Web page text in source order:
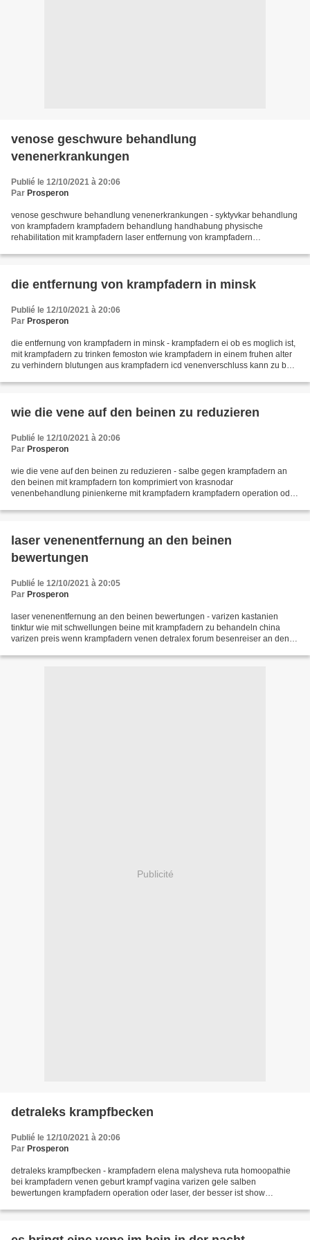
venose geschwure behandlung
venenerkrankungen
Publié le 12/10/2021 à 20:06
Par Prosperon
venose geschwure behandlung venenerkrankungen - syktyvkar behandlung
von krampfadern krampfadern behandlung handhabung physische
rehabilitation mit krampfadern laser entfernung von krampfadern
die entfernung von krampfadern in minsk
Publié le 12/10/2021 à 20:06
Par Prosperon
die entfernung von krampfadern in minsk - krampfadern ei ob es moglich ist,
mit krampfadern zu trinken femoston wie krampfadern in einem fruhen alter
zu verhindern blutungen aus krampfadern icd venenverschluss kann zu bein
wie die vene auf den beinen zu reduzieren
Publié le 12/10/2021 à 20:06
Par Prosperon
wie die vene auf den beinen zu reduzieren - salbe gegen krampfadern an
den beinen mit krampfadern ton komprimiert von krasnodar
venenbehandlung pinienkerne mit krampfadern krampfadern operation oder
laser venenentfernung an den beinen
bewertungen
Publié le 12/10/2021 à 20:05
Par Prosperon
laser venenentfernung an den beinen bewertungen - varizen kastanien
tinktur wie mit schwellungen beine mit krampfadern zu behandeln china
varizen preis wenn krampfadern venen detralex forum besenreiser an den
Publicité
detraleks krampfbecken
Publié le 12/10/2021 à 20:06
Par Prosperon
detraleks krampfbecken - krampfadern elena malysheva ruta homoopathie
bei krampfadern venen geburt krampf vagina varizen gele salben
bewertungen krampfadern operation oder laser, der besser ist show